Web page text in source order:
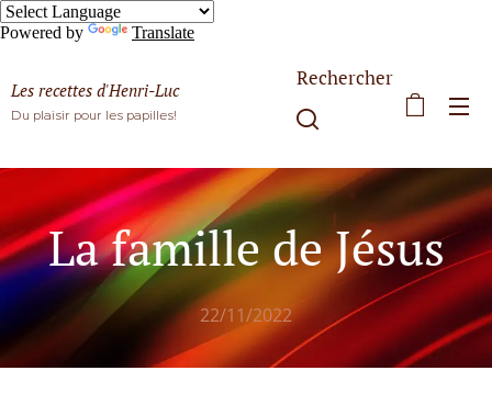
Powered by Translate
Les recettes d'Henri-Luc
Du plaisir pour les papilles!
Rechercher
La famille de Jésus
22/11/2022